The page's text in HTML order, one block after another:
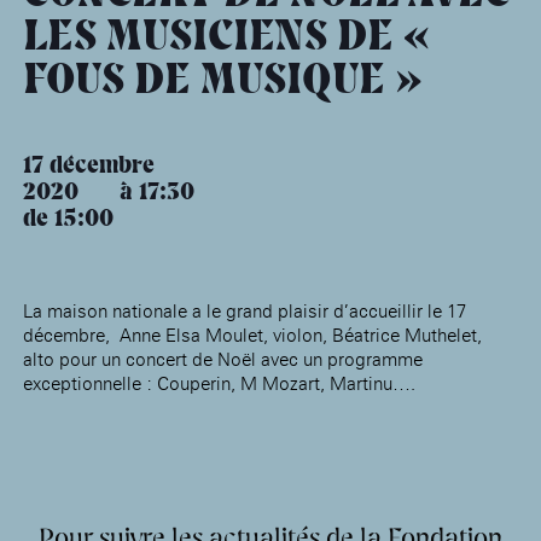
LES MUSICIENS DE «
FOUS DE MUSIQUE »
17 décembre
2020
de 15:00
17:30
La maison nationale a le grand plaisir d’accueillir le 17
décembre, Anne Elsa Moulet, violon, Béatrice Muthelet,
alto pour un concert de Noël avec un programme
exceptionnelle : Couperin, M Mozart, Martinu….
âge, à laMaison nationale
des artistes(EHPAD)
Rotonde Balzac de l’Hôtel
Salomon de Rothschild
Jardin public de l’Hôtel
Salomon de Rothschild